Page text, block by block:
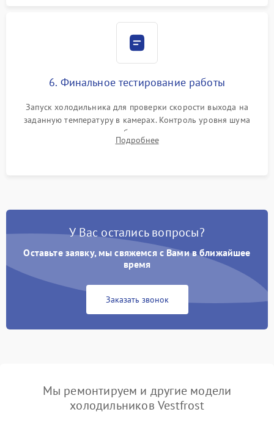
6. Финальное тестирование работы
Запуск холодильника для проверки скорости выхода на
заданную температуру в камерах. Контроль уровня шума
компрессора, отсутствия обмерзания стенок и корректного
срабатывания системы автоматической оттайки.
Подробнее
У Вас остались вопросы?
Оставьте заявку, мы свяжемся с Вами в ближайшее
время
Заказать звонок
Мы ремонтируем и другие модели
холодильников Vestfrost